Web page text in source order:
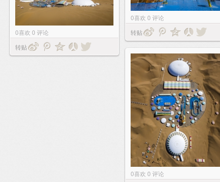
0喜欢 0 评论
转贴
0喜欢 0 评论
转贴
0喜欢 0 评论